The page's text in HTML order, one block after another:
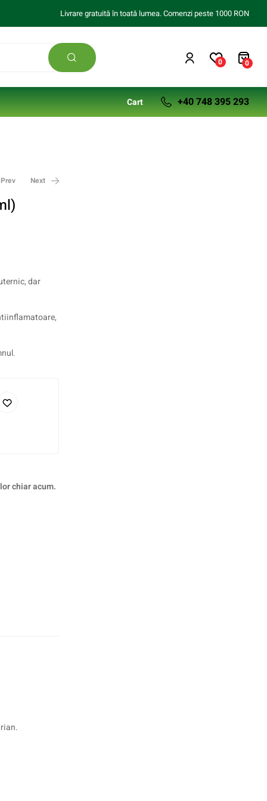
Livrare gratuită în toată lumea. Comenzi peste 1000 RON
0 0
Cart +40 748 395 293
Prev Next
dar
chiar acum.